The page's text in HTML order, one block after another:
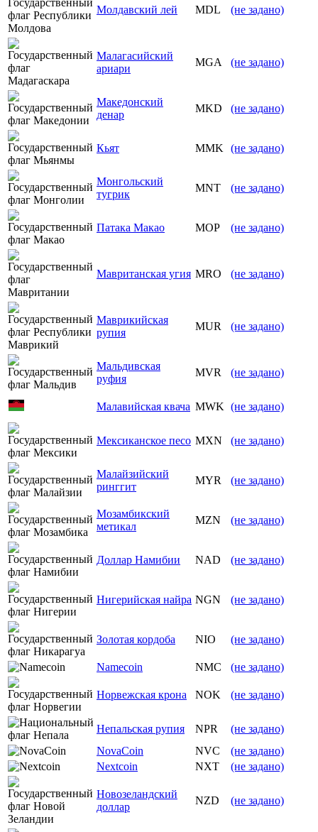
Молдавский лей MDL (не задано)
Малагасийский
ариари
MGA (не задано)
Македонский
денар
MKD (не задано)
Кьят MMK (не задано)
Монгольский
тугрик
MNT (не задано)
Патака Макао MOP (не задано)
Мавританская угия MRO (не задано)
Маврикийская
рупия
MUR (не задано)
Мальдивская
руфия
MVR (не задано)
Малавийская квача MWK (не задано)
Мексиканское песо MXN (не задано)
Малайзийский
ринггит
MYR (не задано)
Мозамбикский
метикал
MZN (не задано)
Доллар Намибии NAD (не задано)
Нигерийская найра NGN (не задано)
Золотая кордоба NIO (не задано)
Namecoin NMC (не задано)
Норвежская крона NOK (не задано)
Непальская рупия NPR
(не задано)
NovaCoin
NVC
(не задано)
Nextcoin
NXT (не задано)
Новозеландский
доллар
NZD (не задано)